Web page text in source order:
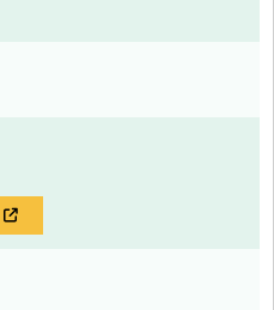
Externer Link